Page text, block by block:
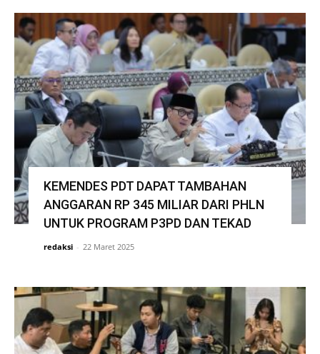
KEMENDES PDT DAPAT TAMBAHAN
ANGGARAN RP 345 MILIAR DARI PHLN
UNTUK PROGRAM P3PD DAN TEKAD
redaksi - 22 Maret 2025